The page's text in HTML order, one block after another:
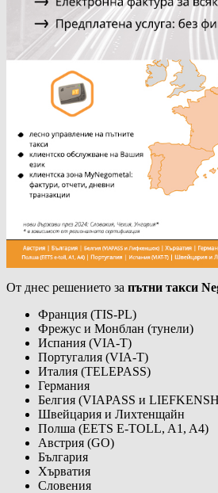
От днес решението за пътни такси
Франция (TIS-PL)
Фрежус и Монблан (тунели)
Испания (VIA-T)
Португалия (VIA-T)
Италия (TELEPASS)
Германия
Белгия (VIAPASS и
Швейцария и Лихтенщайн
Полша (EETS E-TOLL, A1, A4)
Австрия (GO)
България
Хърватия
Словения